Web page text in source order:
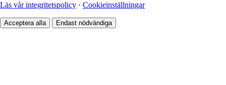
Läs vår integritetspolicy · Cookieinställningar
Acceptera alla Endast nödvändiga